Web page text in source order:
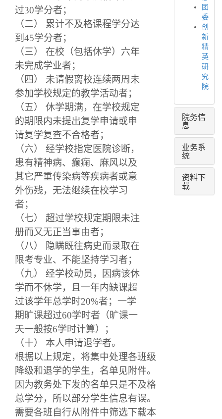
过30学分者；
（二） 累计不及格课程学分达
到45学分者；
（三） 在校（包括休学）六年
未完成学业者；
（四） 未请假离校连续两周未
参加学校规定的教学活动者；
（五） 休学期满，在学校规定
的期限内未提出复学申请或申
请复学复查不合格者；
（六） 经学校指定医院诊断，
患有精神病、癫痫、麻风以及
其它严重传染病等疾病者或意
外伤残，无法继续在校学习
者；
（七） 超过学校规定期限未注
册而又无正当事由者；
（八） 隐瞒既往病史而录取在
限考专业、不能坚持学习者；
（九） 经学校动员，因病该休
学而不休学，且一年内缺课超
过该学年总学时20%者；一学
期旷课超过60学时者（旷课一
天一般按6学时计算）；
（十） 本人申请退学者。
根据以上规定，将集中处理各班级
降级和退学的学生，名单见附件。
因为教务处下发的名单只是不及格
总学分，所以部分学生信息有误。
需要各班自行从附件中筛选下载本
团
委
创
新
精
英
研
究
院
院务信
息
业务系
统
资料下
载